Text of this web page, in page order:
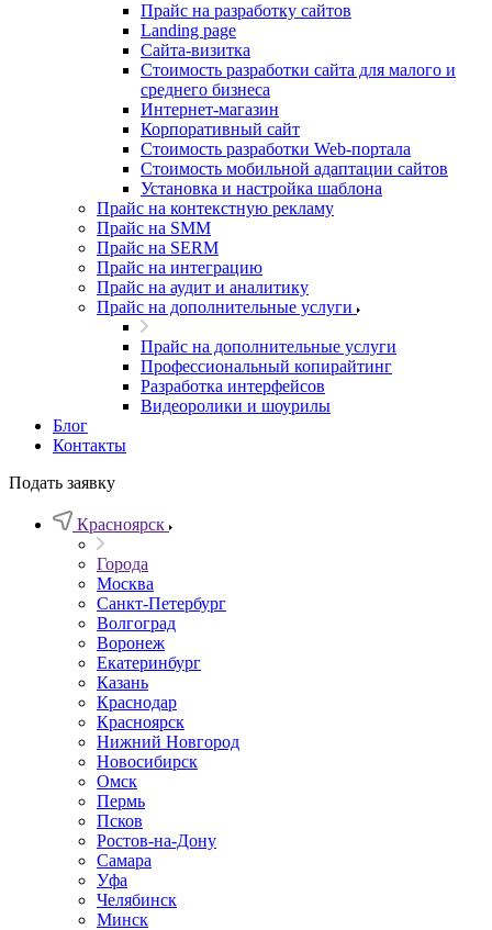
Прайс на разработку сайтов
Landing page
Cайта-визитка
Стоимость разработки сайта для малого и
среднего бизнеса
Интернет-магазин
Корпоративный сайт
Стоимость разработки Web-портала
Стоимость мобильной адаптации сайтов
Установка и настройка шаблона
Прайс на контекстную рекламу
Прайс на SMM
Прайс на SERM
Прайс на интеграцию
Прайс на аудит и аналитику
Прайс на дополнительные услуги
Прайс на дополнительные услуги
Профессиональный копирайтинг
Разработка интерфейсов
Видеоролики и шоурилы
Блог
Контакты
Подать заявку
Красноярск
Города
Москва
Санкт-Петербург
Волгоград
Воронеж
Екатеринбург
Казань
Краснодар
Красноярск
Нижний Новгород
Новосибирск
Омск
Пермь
Псков
Ростов-на-Дону
Самара
Уфа
Челябинск
Минск